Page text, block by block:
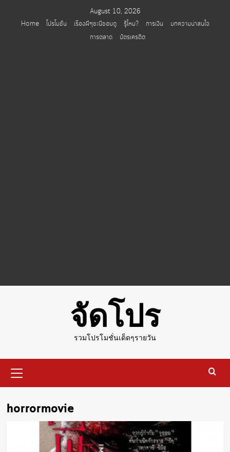
August 10, 2026
Home
โปรโมชั่น เรื่องผีๆชะนีชอบดู รู้ไหม? การเงิน
บทความน่าสนใจ
การตลาด
บัตรเครดิต
จัดโปร
รวมโปรโมชั่นเด็ดๆรายวัน
Menu
horrormovie